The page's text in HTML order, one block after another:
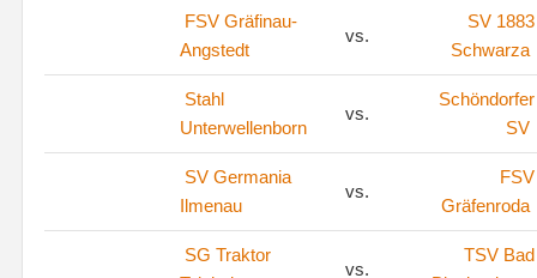
FSV Gräfinau-
Angstedt
vs.
SV 1883
Schwarza
Stahl
Unterwellenborn
vs.
Schöndorfer
SV
SV Germania
Ilmenau
vs.
FSV
Gräfenroda
SG Traktor
vs.
TSV Bad